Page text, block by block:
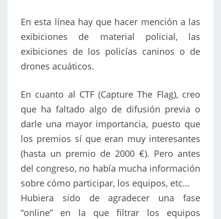
En esta línea hay que hacer mención a las
exibiciones de material policial, las
exibiciones de los policías caninos o de
drones acuáticos.
En cuanto al CTF (Capture The Flag), creo
que ha faltado algo de difusión previa o
darle una mayor importancia, puesto que
los premios sí que eran muy interesantes
(hasta un premio de 2000 €). Pero antes
del congreso, no había mucha información
sobre cómo participar, los equipos, etc…
Hubiera sido de agradecer una fase
“online” en la que filtrar los equipos